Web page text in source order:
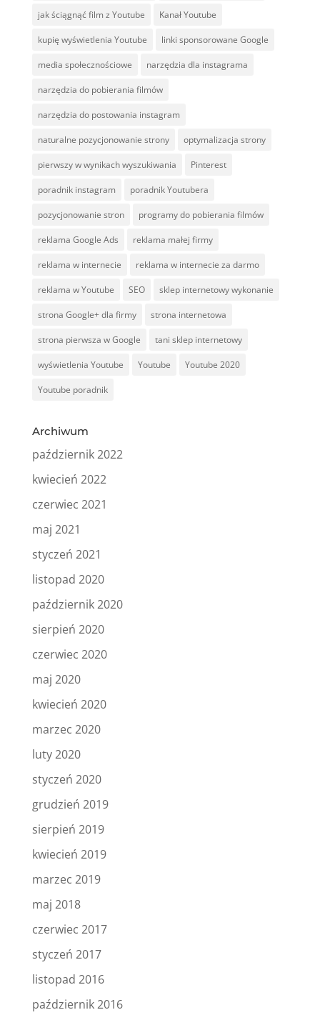
jak ściągnąć film z Youtube Kanał Youtube
kupię wyświetlenia Youtube linki sponsorowane Google
media społecznościowe narzędzia dla instagrama
narzędzia do pobierania filmów
narzędzia do postowania instagram
naturalne pozycjonowanie strony optymalizacja strony
pierwszy w wynikach wyszukiwania Pinterest
poradnik instagram poradnik Youtubera
pozycjonowanie stron programy do pobierania filmów
reklama Google Ads reklama małej firmy
reklama w internecie reklama w internecie za darmo
reklama w Youtube SEO sklep internetowy wykonanie
strona Google+ dla firmy strona internetowa
strona pierwsza w Google tani sklep internetowy
wyświetlenia Youtube Youtube Youtube 2020
Youtube poradnik
Archiwum
październik 2022
kwiecień 2022
czerwiec 2021
maj 2021
styczeń 2021
listopad 2020
październik 2020
sierpień 2020
czerwiec 2020
maj 2020
kwiecień 2020
marzec 2020
luty 2020
styczeń 2020
grudzień 2019
sierpień 2019
kwiecień 2019
marzec 2019
maj 2018
czerwiec 2017
styczeń 2017
listopad 2016
październik 2016